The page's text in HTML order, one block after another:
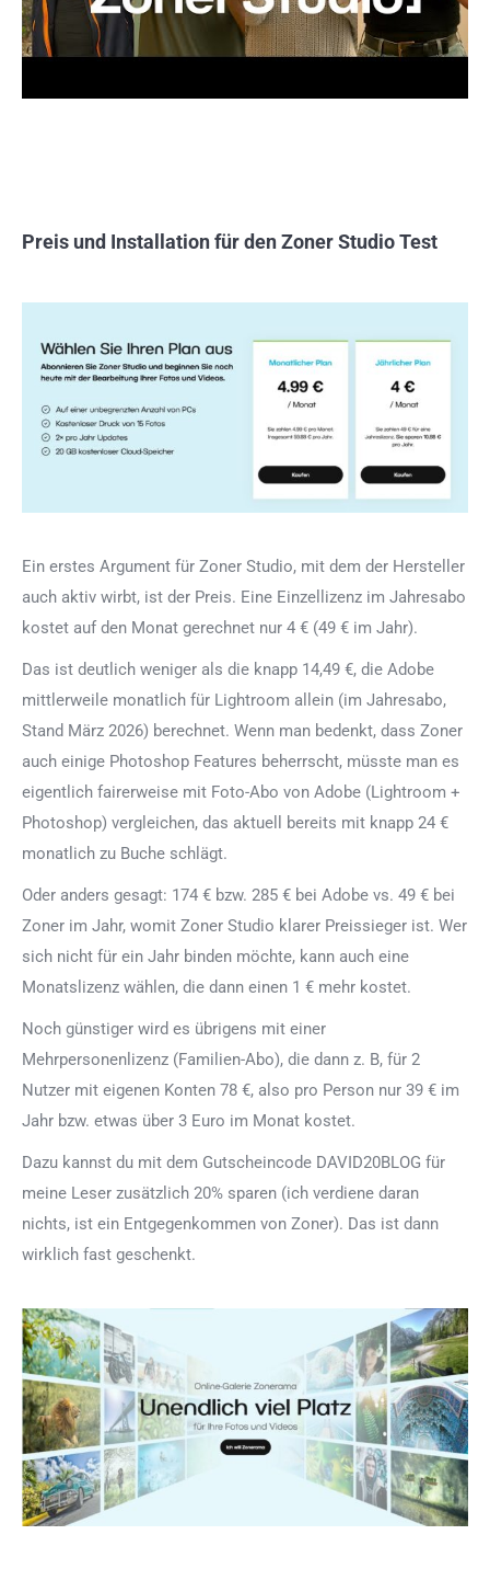
Preis und Installation für den Zoner Studio Test
Ein erstes Argument für Zoner Studio, mit dem der Hersteller
auch aktiv wirbt, ist der Preis. Eine Einzellizenz im Jahresabo
kostet auf den Monat gerechnet nur 4 € (49 € im Jahr).
Das ist deutlich weniger als die knapp 14,49 €, die Adobe
mittlerweile monatlich für Lightroom allein (im Jahresabo,
Stand März 2026) berechnet. Wenn man bedenkt, dass Zoner
auch einige Photoshop Features beherrscht, müsste man es
eigentlich fairerweise mit Foto-Abo von Adobe (Lightroom +
Photoshop) vergleichen, das aktuell bereits mit knapp 24 €
monatlich zu Buche schlägt.
Oder anders gesagt: 174 € bzw. 285 € bei Adobe vs. 49 € bei
Zoner im Jahr, womit Zoner Studio klarer Preissieger ist. Wer
sich nicht für ein Jahr binden möchte, kann auch eine
Monatslizenz wählen, die dann einen 1 € mehr kostet.
Noch günstiger wird es übrigens mit einer
Mehrpersonenlizenz (Familien-Abo), die dann z. B, für 2
Nutzer mit eigenen Konten 78 €, also pro Person nur 39 € im
Jahr bzw. etwas über 3 Euro im Monat kostet.
Dazu kannst du mit dem Gutscheincode DAVID20BLOG für
meine Leser zusätzlich 20% sparen (ich verdiene daran
nichts, ist ein Entgegenkommen von Zoner). Das ist dann
wirklich fast geschenkt.